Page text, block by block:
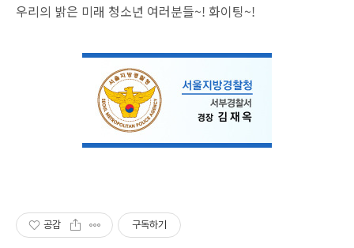
우리의 밝은 미래 청소년 여러분들~! 화이팅~!
공감 구독하기